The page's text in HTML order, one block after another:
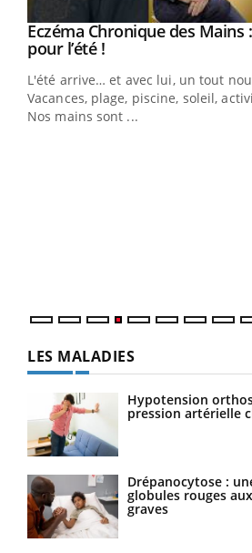
Youtube
Eczéma Chronique des Mains
pour l’été !Youtube
L'été arrive… et avec lui, un tout
Vacances, plage, piscine, soleil,
Nos mains sont ...
LES MALADIES
Hypotension
pression artérielle
Drépanocytose :
globules rouges
graves